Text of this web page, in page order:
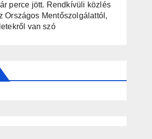
perce jött. Rendkívüli közlés
Országos Mentőszolgálattól,
van szó